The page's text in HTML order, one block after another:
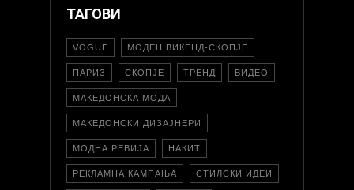
ТАГОВИ
VOGUE МОДЕН ВИКЕНД-СКОПЈЕ
ПАРИЗ СКОПЈЕ ТРЕНД ВИДЕО
МАКЕДОНСКА МОДА
МАКЕДОНСКИ ДИЗАЈНЕРИ
МОДНА РЕВИЈА НАКИТ
РЕКЛАМНА КАМПАЊА СТИЛСКИ ИДЕИ